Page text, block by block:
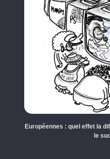
Européennes : quel effet la
le